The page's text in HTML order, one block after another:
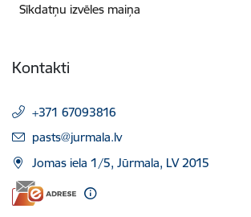
Sīkdatņu izvēles maiņa
Kontakti
+371 67093816
E-pasts:
pasts@jurmala.lv
Jomas iela 1/5, Jūrmala, LV 2015